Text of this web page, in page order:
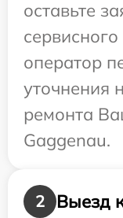
оставьте
оператор
уточнения
ремонта
Gaggenau.
2
Выезд